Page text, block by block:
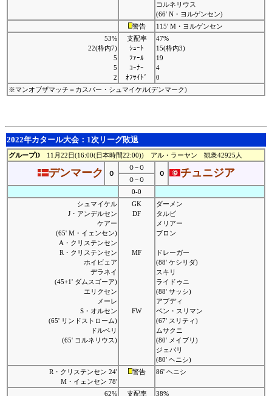
コルネリウス
(66' N・ヨルゲンセン)
警告
115' M・ヨルゲンセン
53%
22(枠内7)
5
5
2
支配率
ｼｭｰﾄ
ﾌｧｰﾙ
ｺｰﾅｰ
ｵﾌｻｲﾄﾞ
47%
15(枠内3)
19
4
0
※マンオブザマッチ＝カスパー・シュマイケル(デンマーク)
2022年カタール大会：1次リーグ敗退
グループD 11月22日(16:00(日本時間22:00)) アル・ラーヤン 観衆42925人
デンマーク ０
０−０
０
チュニジア
０−０
0-0
シュマイケル
J・アンデルセン
ケアー
(65' M・イェンセン)
A・クリステンセン
R・クリステンセン
ホイビェア
デラネイ
(45+1' ダムスゴーア)
エリクセン
メーレ
S・オルセン
(65' リンドストローム)
ドルベリ
(65' コルネリウス)
GK
DF
MF
FW
ダーメン
タルビ
メリアー
ブロン
ドレーガー
(88' ケシリダ)
スキリ
ライドゥニ
(88' サッシ)
アブディ
ベン・スリマン
(67' スリティ)
ムサクニ
(80' メイブリ)
ジェバリ
(80' ヘニシ)
R・クリステンセン 24'
M・イェンセン 78'
警告 86' ヘニシ
62% 支配率 38%